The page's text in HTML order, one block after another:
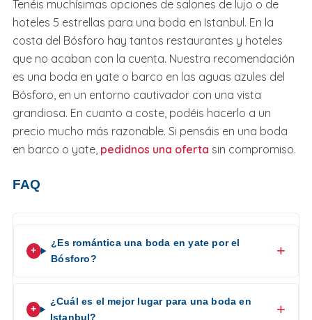
Tenéis muchísimas opciones de salones de lujo o de
hoteles 5 estrellas para una boda en Istanbul. En la
costa del Bósforo hay tantos restaurantes y hoteles
que no acaban con la cuenta. Nuestra recomendación
es una boda en yate o barco en las aguas azules del
Bósforo, en un entorno cautivador con una vista
grandiosa. En cuanto a coste, podéis hacerlo a un
precio mucho más razonable. Si pensáis en una boda
en barco o yate, pedidnos una oferta sin compromiso.
FAQ
¿Es romántica una boda en yate por el
Bósforo?
¿Cuál es el mejor lugar para una boda en
Istanbul?